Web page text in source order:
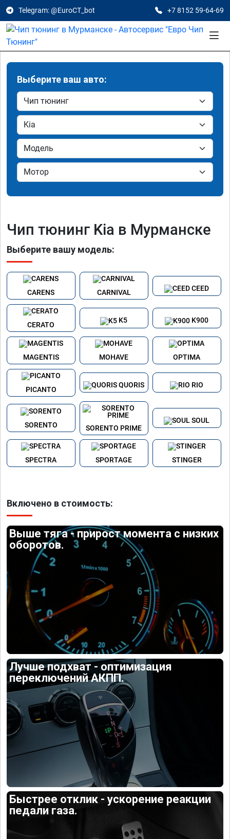
Telegram: @EuroCT_bot +7 8152 59-64-69
Выберите ваш авто:
Чип тюнинг Kia в Мурманске
Выберите вашу модель:
CARENS CARNIVAL
CEED
CERATO
K5 K900
MAGENTIS MOHAVE OPTIMA
PICANTO
QUORIS RIO
SORENTO SORENTO PRIME
SOUL
SPECTRA SPORTAGE STINGER
Включено в стоимость:
Выше тяга - прирост момента с низких
оборотов.
Лучше подхват - оптимизация
переключений АКПП.
Быстрее отклик - ускорение реакции
педали газа.